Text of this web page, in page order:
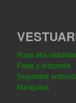
Ropa alta
Fajas y ortopedia
Seguridad
Manguitos